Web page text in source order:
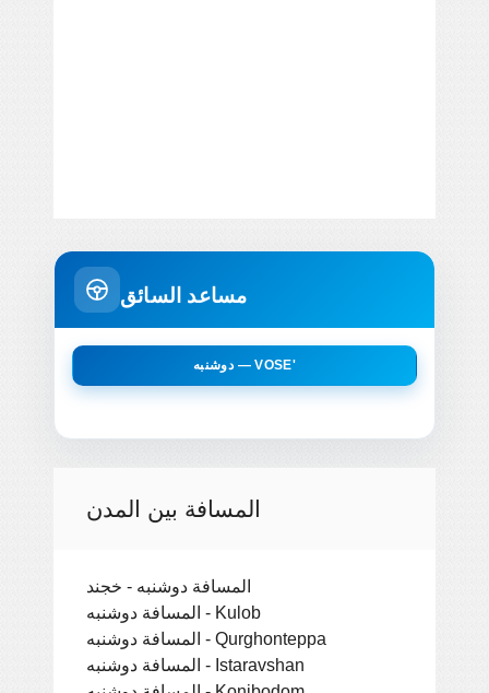
مساعد السائق
دوشنبه — VOSE'
المسافة بين المدن
المسافة دوشنبه - خجند
المسافة دوشنبه - Kulob
المسافة دوشنبه - Qurghonteppa
المسافة دوشنبه - Istaravshan